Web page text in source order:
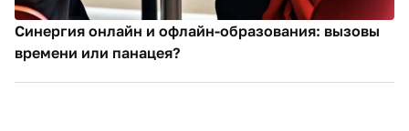
Синергия онлайн и офлайн-образования: вызовы
времени или панацея?